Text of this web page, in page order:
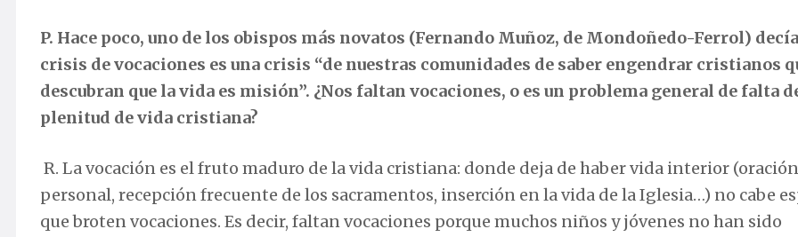
P. Hace poco, uno de los obispos más novatos (Fernando Muñoz, de Mondoñedo-Ferrol)
crisis de vocaciones es una crisis “de nuestras comunidades de saber engendrar cristianos
descubran que la vida es misión”. ¿Nos faltan vocaciones, o es un problema general de falta
plenitud de vida cristiana?
R. La vocación es el fruto maduro de la vida cristiana: donde deja de haber vida interior (oración
personal, recepción frecuente de los sacramentos, inserción en la vida de la Iglesia…) no cabe
que broten vocaciones. Es decir, faltan vocaciones porque muchos niños y jóvenes no han sido